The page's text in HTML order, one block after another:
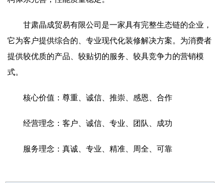
甘肃晶成贸易有限公司是一家具有完整生态链的企业，
它为客户提供综合的、专业现代化装修解决方案。为消费者
提供较优质的产品、较贴切的服务、较具竞争力的营销模
式。
核心价值：尊重、诚信、推崇、感恩、合作
经营理念：客户、诚信、专业、团队、成功
服务理念：真诚、专业、精准、周全、可靠